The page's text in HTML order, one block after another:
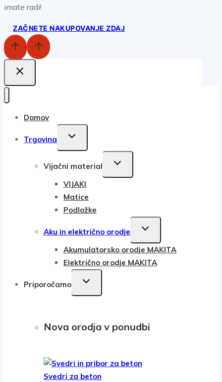
imate radi!
ZAČNETE NAKUPOVANJE ZDAJ
Domov
Trgovina
TOGGLE
Vijačni material
TOGGLE
VIJAKI
Matice
Podložke
Aku in električno orodje
TOGGLE
MENU
Akumulatorsko orodje MAKITA
Električno orodje MAKITA
Priporočamo
TOGGLE
Nova orodja v ponudbi
Svedri za beton